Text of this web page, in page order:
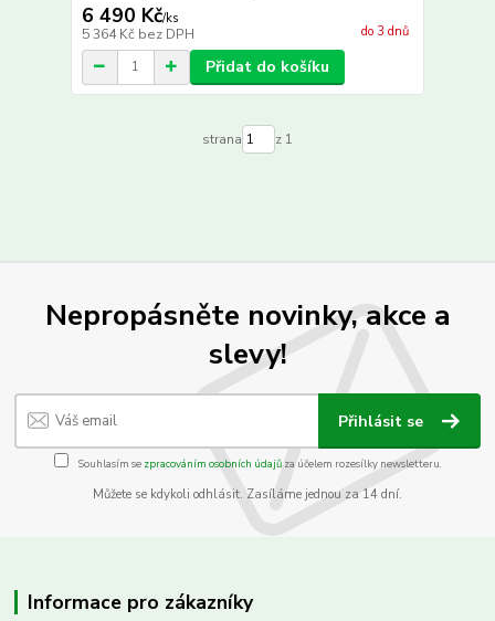
6 490 Kč/ks
5 364 Kč bez DPH do 3 dnů
Přidat do košíku
strana z 1
Nepropásněte novinky, akce a
slevy!
Přihlásit se
Souhlasím se zpracováním osobních údajůza účelem rozesílky newsletteru.
Můžete se kdykoli odhlásit. Zasíláme jednou za 14 dní.
Informace pro zákazníky